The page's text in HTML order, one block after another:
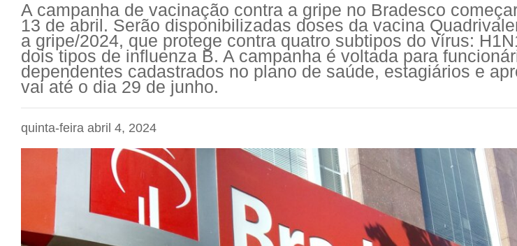
A campanha de vacinação contra a gripe no Bradesco
13 de abril. Serão disponibilizadas doses da vacina
a gripe/2024, que protege contra quatro subtipos do vírus:
dois tipos de influenza B. A campanha é voltada para
dependentes cadastrados no plano de saúde, estagiários e
vai até o dia 29 de junho.
quinta-feira abril 4, 2024